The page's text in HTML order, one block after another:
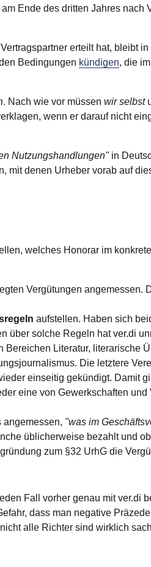
Ende des dritten Jahres nach
erteilt hat, bleibt
Bedingungen kündigen, die
. Nach wie vor müssenwir selbst
wenn er darauf nicht
Nutzungshandlungen"in
mit denen Urheber vorab auf
welches Honorar im
Vergütungen angemessen.
aufstellen. Haben sich
über solche Regeln hat ver.di
Literatur, literarische
Die letztere
einseitig gekündigt. Damit
eine von Gewerkschaften
angemessen, "was im
üblicherweise bezahlt und
zum §32 UrhG die
Fall vorher genau mit ver.di
dass man negative
alle Richter sind wirklich